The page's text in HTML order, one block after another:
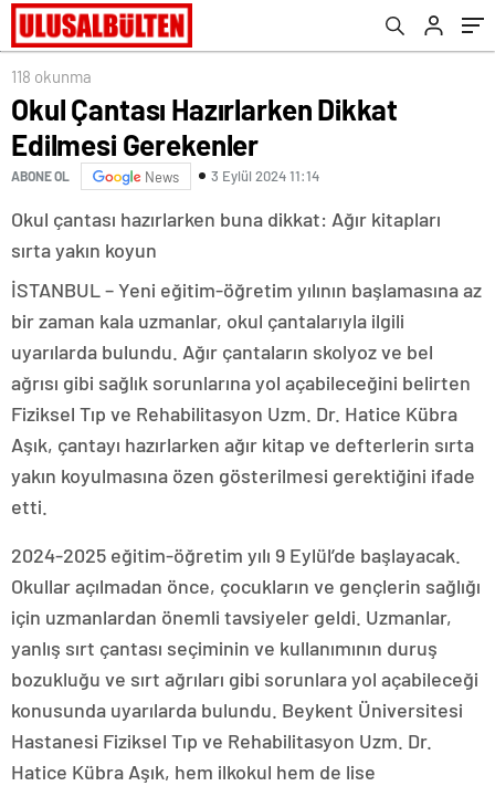
118 okunma
Okul Çantası Hazırlarken Dikkat
Edilmesi Gerekenler
ABONE OL News 3 Eylül 2024 11:14
Okul çantası hazırlarken buna dikkat: Ağır kitapları
sırta yakın koyun
İSTANBUL – Yeni eğitim-öğretim yılının başlamasına az
bir zaman kala uzmanlar, okul çantalarıyla ilgili
uyarılarda bulundu. Ağır çantaların skolyoz ve bel
ağrısı gibi sağlık sorunlarına yol açabileceğini belirten
Fiziksel Tıp ve Rehabilitasyon Uzm. Dr. Hatice Kübra
Aşık, çantayı hazırlarken ağır kitap ve defterlerin sırta
yakın koyulmasına özen gösterilmesi gerektiğini ifade
etti.
2024-2025 eğitim-öğretim yılı 9 Eylül’de başlayacak.
Okullar açılmadan önce, çocukların ve gençlerin sağlığı
için uzmanlardan önemli tavsiyeler geldi. Uzmanlar,
yanlış sırt çantası seçiminin ve kullanımının duruş
bozukluğu ve sırt ağrıları gibi sorunlara yol açabileceği
konusunda uyarılarda bulundu. Beykent Üniversitesi
Hastanesi Fiziksel Tıp ve Rehabilitasyon Uzm. Dr.
Hatice Kübra Aşık, hem ilkokul hem de lise